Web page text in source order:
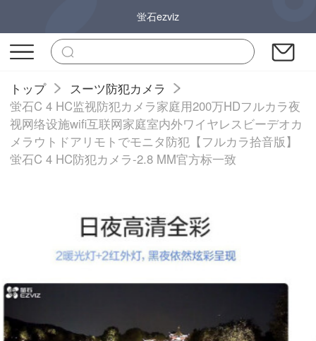
蛍石ezviz
トップ
スーツ防犯カメラ
蛍石C 4 HC监视防犯カメラ家庭用200万HDフルカラ夜
视网络设施wifi互联网家庭室内外ワイヤレスビーデオカ
メラウトドアリモトでモニタ防犯【フルカラ拾音版】
蛍石C 4 HC防犯カメラ-2.8 MM官方标一致